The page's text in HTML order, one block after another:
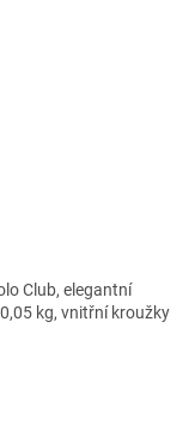
Club, elegantní
kg, vnitřní kroužky